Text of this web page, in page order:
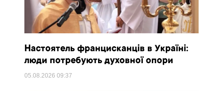
Настоятель францисканців в Україні:
люди потребують духовної опори
05.08.202609:37